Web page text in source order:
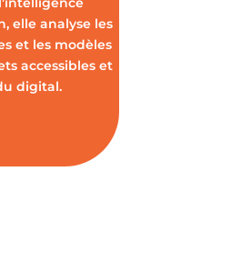
elle analyse les
et les modèles
accessibles et
digital.